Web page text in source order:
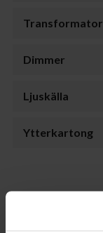
Transformator
Dimmer
Ljuskälla
Ytterkartong